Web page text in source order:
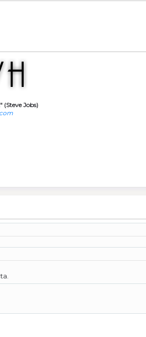
(Steve Jobs)